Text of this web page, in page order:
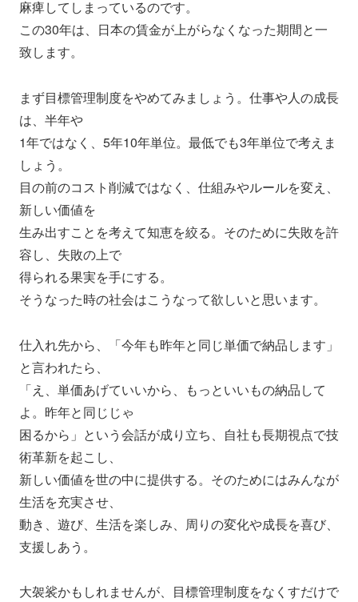
麻痺してしまっているのです。
この30年は、日本の賃金が上がらなくなった期間と一
致します。
まず目標管理制度をやめてみましょう。仕事や人の成長
は、半年や
1年ではなく、5年10年単位。最低でも3年単位で考えま
しょう 。
目の前のコスト削減ではなく、仕組みやルールを変え、
新しい価値を
生み出すことを考えて知恵を絞る。そのために失敗を許
容し、失敗の上で
得られる果実を手にする。
そうなった時の社会はこうなって欲しいと思います。
仕入れ先から、「今年も昨年と同じ単価で納品します」
と言われたら、
「え、単価あげていいから、もっといいもの納品して
よ。昨年と同じじゃ
困るから」という会話が成り立ち、自社も長期視点で技
術革新を起こし、
新しい価値を世の中に提供する。そのためにはみんなが
生活を充実させ、
動き、遊び、生活を楽しみ、周りの変化や成長を喜び、
支援しあう 。
大袈裟かもしれませんが、目標管理制度をなくすだけで